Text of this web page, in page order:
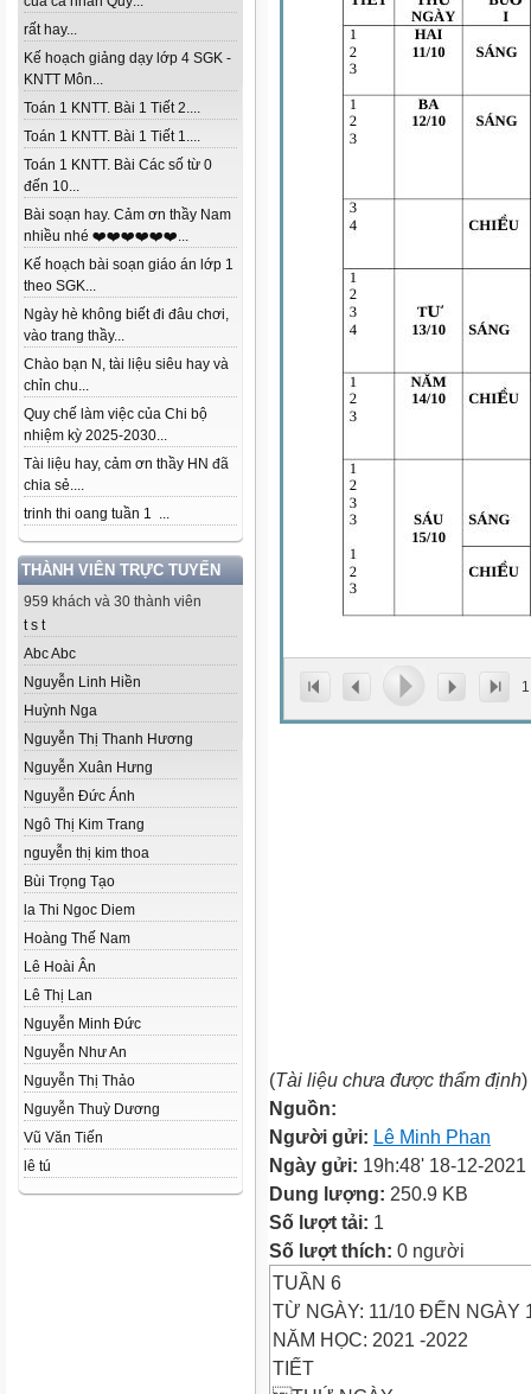
rất hay...
Kế hoạch giảng dạy lớp 4 SGK -
KNTT Môn...
Toán 1 KNTT. Bài 1 Tiết 2....
Toán 1 KNTT. Bài 1 Tiết 1....
Toán 1 KNTT. Bài Các số từ 0
đến 10...
Bài soạn hay. Cảm ơn thầy Nam
nhiều nhé ❤️❤️❤️❤️❤️❤️...
Kế hoạch bài soạn giáo án lớp 1
theo SGK...
Ngày hè không biết đi đâu chơi,
vào trang thầy...
Chào bạn N, tài liệu siêu hay và
chỉn chu...
Quy chế làm việc của Chi bộ
nhiệm kỳ 2025-2030...
Tài liệu hay, cảm ơn thầy HN đã
chia sẻ....
trinh thi oang tuần 1 ...
THÀNH VIÊN TRỰC TUYẾN
959 khách và 30 thành viên
t s t
Abc Abc
Nguyễn Linh Hiền
Huỳnh Nga
Nguyễn Thị Thanh Hương
Nguyễn Xuân Hưng
Nguyễn Đức Ánh
Ngô Thị Kim Trang
nguyễn thị kim thoa
Bùi Trọng Tạo
la Thi Ngoc Diem
Hoàng Thế Nam
Lê Hoài Ân
Lê Thị Lan
Nguyễn Minh Đức
Nguyễn Như An
Nguyễn Thị Thảo
Nguyễn Thuỳ Dương
Vũ Văn Tiến
lê tú
1
(Tài liệu chưa được thẩm định)
Nguồn:
Người gửi: Lê Minh Phan
Ngày gửi: 19h:48' 18-12-2021
Dung lượng: 250.9 KB
Số lượt tải: 1
Số lượt thích: 0 người
TUẦN 6
TỪ NGÀY: 11/10 ĐẾN NGÀY
NĂM HỌC: 2021 -2022
TIẾT